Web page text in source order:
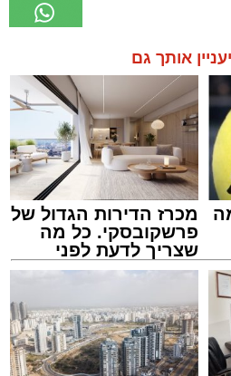
אותך גם
מכרז הדירות הגדול של
פרשקובסקי. כל מה
שצריך לדעת לפני
שמגישים הצעה לדירה